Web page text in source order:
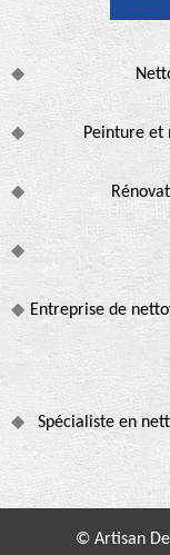
Peinture et
Entreprise de
Spécialiste en
© Artisan